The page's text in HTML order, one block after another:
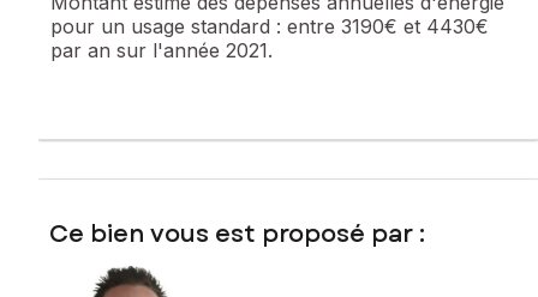
0781070354, E-mail : jonathan.julien@safti.fr - EI - Agent
commercial immatriculé au RSAC de Alençon sous le numéro
pour un usage standard : entre 3190€ et 4430€
par an sur l'année 2021.
Ce bien vous est proposé par :